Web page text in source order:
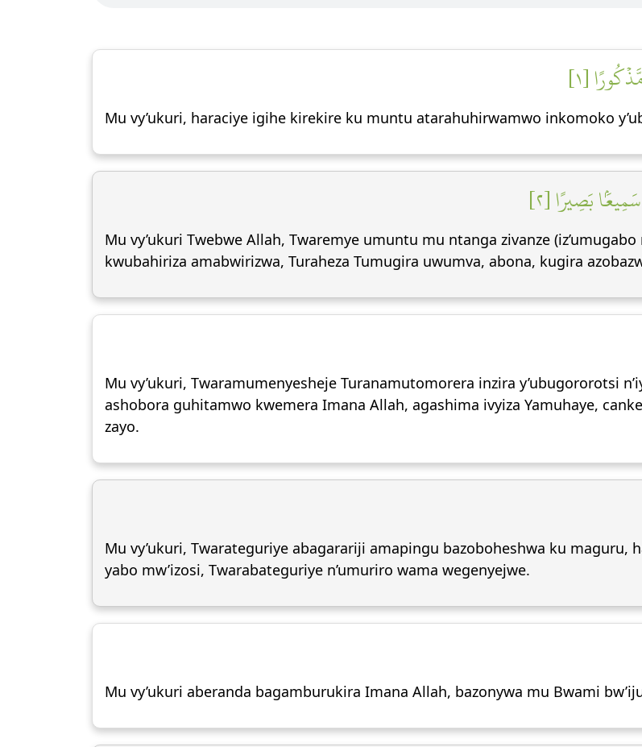
[١]
Mu vy’ukuri, haraciye igihe kirekire ku muntu atarahuhirwamwo inkomoko
بَصِيرًا [٢]
Mu vy’ukuri Twebwe Allah, Twaremye umuntu mu ntanga zivanze
kwubahiriza amabwirizwa, Turaheza Tumugira uwumva, abona, kugira
Mu vy’ukuri, Twaramumenyesheje Turanamutomorera inzira y’ubugororotsi
ashobora guhitamwo kwemera Imana Allah, agashima ivyiza Yamuhaye,
zayo.
Mu vy’ukuri, Twarateguriye abagarariji amapingu bazoboheshwa ku maguru,
yabo mw’izosi, Twarabateguriye n’umuriro wama wegenyejwe.
Mu vy’ukuri aberanda bagamburukira Imana Allah, bazonywa mu Bwami